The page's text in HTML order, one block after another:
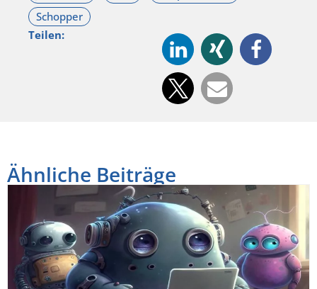
Teilen:
Ähnliche Beiträge